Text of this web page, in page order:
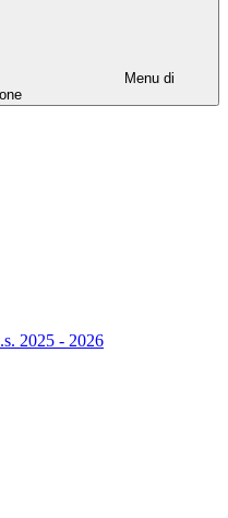
Menu di
2025 - 2026